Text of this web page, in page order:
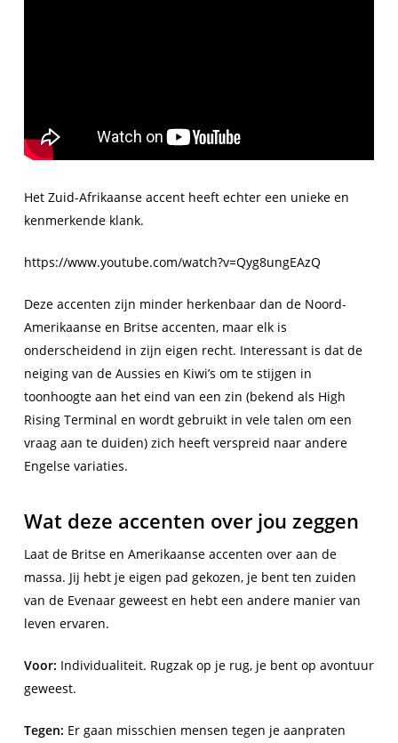
Het Zuid-Afrikaanse accent heeft echter een unieke en
kenmerkende klank.
https://www.youtube.com/watch?v=Qyg8ungEAzQ
Deze accenten zijn minder herkenbaar dan de Noord-
Amerikaanse en Britse accenten, maar elk is
onderscheidend in zijn eigen recht. Interessant is dat de
neiging van de Aussies en Kiwi’s om te stijgen in
toonhoogte aan het eind van een zin (bekend als High
Rising Terminal en wordt gebruikt in vele talen om een
vraag aan te duiden) zich heeft verspreid naar andere
Engelse variaties.
Wat deze accenten over jou zeggen
Laat de Britse en Amerikaanse accenten over aan de
massa. Jij hebt je eigen pad gekozen, je bent ten zuiden
van de Evenaar geweest en hebt een andere manier van
leven ervaren.
Voor: Individualiteit. Rugzak op je rug, je bent op avontuur
geweest.
Tegen: Er gaan misschien mensen tegen je aanpraten